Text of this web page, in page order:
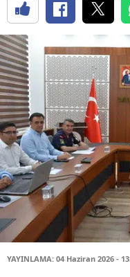
YAYINLAMA: 04 Haziran 2026 -